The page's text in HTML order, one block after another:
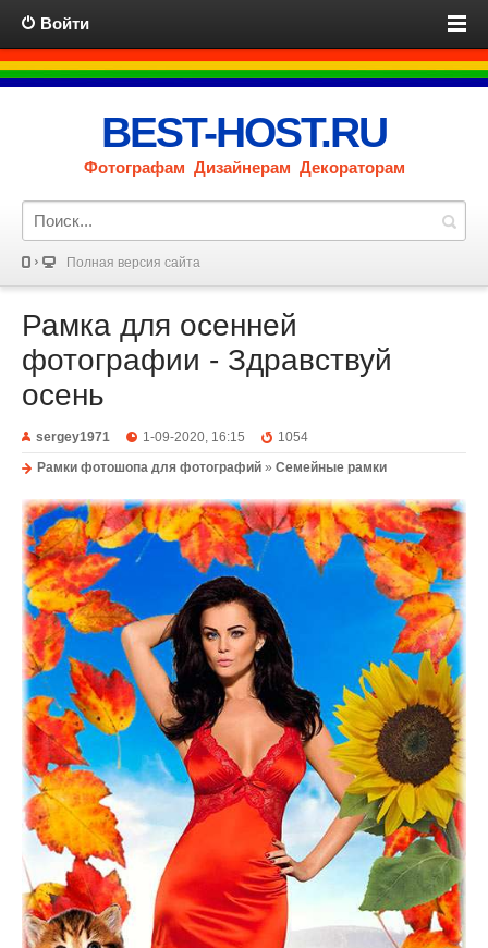
Войти
BEST-HOST.RU
Фотографам Дизайнерам Декораторам
Полная версия сайта
Рамка для осенней
фотографии - Здравствуй
осень
sergey1971 1-09-2020, 16:15
1054
Рамки фотошопа для фотографий » Семейные рамки